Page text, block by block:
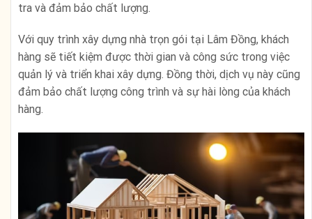
tra và đảm bảo chất lượng.
Với quy trình xây dựng nhà trọn gói tại Lâm Đồng, khách
hàng sẽ tiết kiệm được thời gian và công sức trong việc
quản lý và triển khai xây dựng. Đồng thời, dịch vụ này cũng
đảm bảo chất lượng công trình và sự hài lòng của khách
hàng.